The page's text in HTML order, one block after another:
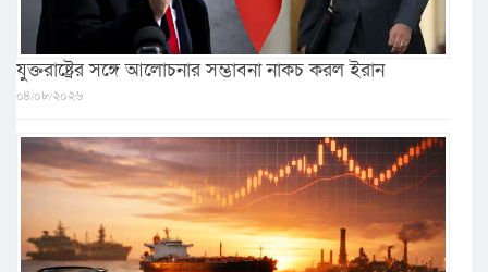
যুক্তরাষ্ট্রের সঙ্গে আলোচনার সম্ভাবনা নাকচ করল ইরান
০৪/০৮/২০২৬